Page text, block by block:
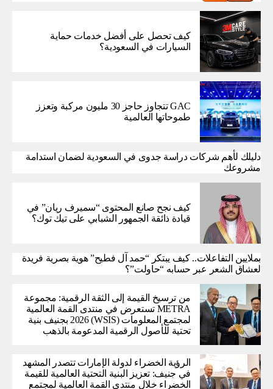
كيف تحصل على أفضل خدمات حماية
السيارات في السعودية؟
GAC تتجاوز حاجز 30 مليون مركبة وتعزز
طموحاتها العالمية
دليلك لأهم شركات دراسة جدوى في السعودية لضمان استدامة
مشروعك
كيف نجح صانع المحتوى “سميرف ريان” في
قيادة ذائقة الجمهور الشبابي على تيك توك؟
بملايين التفاعلات.. كيف يبتكر “حمد آل فطيح” هوية بصرية فريدة
لعشاق الشعر عبر حسابه “حاولت”؟
من ترسيخ القيمة إلى الثقة الرقمية: مجموعة
METRA تستعرض في منتدى القمة العالمية
لمجتمع المعلومات (WSIS) 2026 بجنيف بنية
تحتية للأصول الرقمية المدعومة بالذهب
الرؤية الخضراء لدولة الإمارات تتصدر المشهد
في جنيف: تعزيز البنية التحتية العالمية للقيمة
الخضراء خلال منتدى القمة العالمية لمجتمع